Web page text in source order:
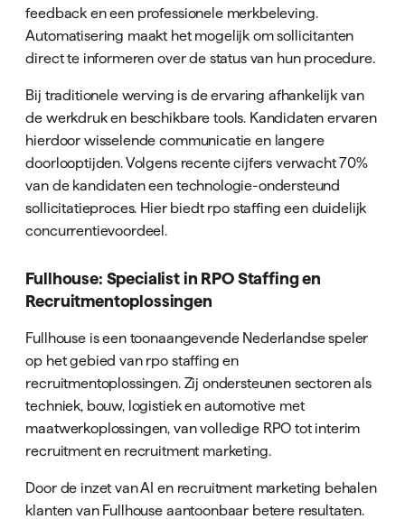
feedback en een professionele merkbeleving.
Automatisering maakt het mogelijk om sollicitanten
direct te informeren over de status van hun procedure.
Bij traditionele werving is de ervaring afhankelijk van
de werkdruk en beschikbare tools. Kandidaten ervaren
hierdoor wisselende communicatie en langere
doorlooptijden. Volgens recente cijfers verwacht 70%
van de kandidaten een technologie-ondersteund
sollicitatieproces. Hier biedt rpo staffing een duidelijk
concurrentievoordeel.
Fullhouse: Specialist in RPO Staffing en
Recruitmentoplossingen
Fullhouse is een toonaangevende Nederlandse speler
op het gebied van rpo staffing en
recruitmentoplossingen. Zij ondersteunen sectoren als
techniek, bouw, logistiek en automotive met
maatwerkoplossingen, van volledige RPO tot interim
recruitment en recruitment marketing.
Door de inzet van AI en recruitment marketing behalen
klanten van Fullhouse aantoonbaar betere resultaten.